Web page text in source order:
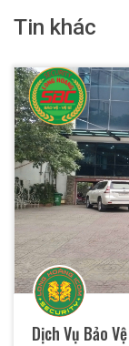
Tin khác
Dịch Vụ Bảo